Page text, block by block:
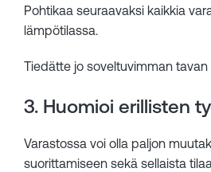
Pohtikaa seuraavaksi kaikkia
lämpötilassa.
Tiedätte jo soveltuvimman
3. Huomioi erillisten
Varastossa voi olla paljon
suorittamiseen sekä sellaista